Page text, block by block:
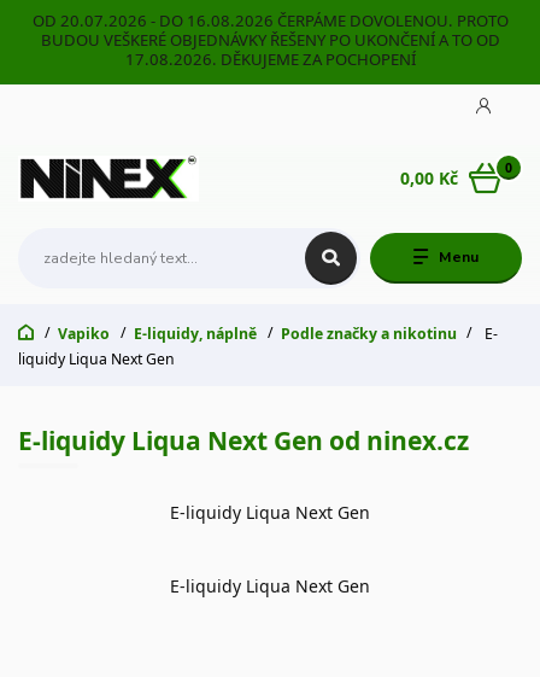
OD 20.07.2026 - DO 16.08.2026 ČERPÁME DOVOLENOU. PROTO
BUDOU VEŠKERÉ OBJEDNÁVKY ŘEŠENY PO UKONČENÍ A TO OD
17.08.2026. DĚKUJEME ZA POCHOPENÍ
Menu
0
0,00 Kč
Vapiko E-liquidy, náplně Podle značky a nikotinu
E-
liquidy Liqua Next Gen
E-liquidy Liqua Next Gen od ninex.cz
E-liquidy Liqua Next Gen
E-liquidy Liqua Next Gen